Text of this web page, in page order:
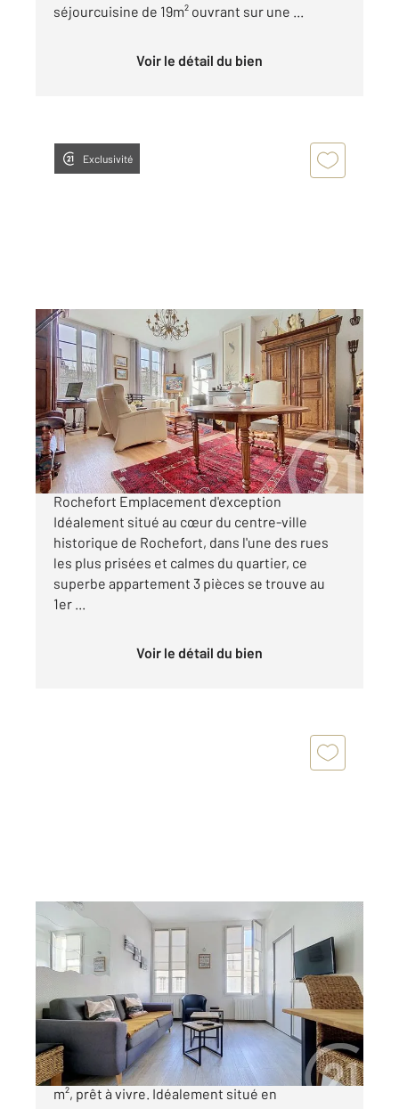
séjourcuisine de 19m² ouvrant sur une ...
Voir le détail du bien
Exclusivité
ROCHEFORT 17
74,13 m 2
, 3 pièces
Ref : 1786
Appartement F3 à vendre
219 500 €
Appartement 3 pièces Centre historique de
Rochefort Emplacement d'exception
Idéalement situé au cœur du centre-ville
historique de Rochefort, dans l'une des rues
les plus prisées et calmes du quartier, ce
superbe appartement 3 pièces se trouve au
1er ...
Voir le détail du bien
ROCHEFORT 17
37,30 m
, 2 pièces
Ref : 1940
Appartement à vendre
127 000 €
Hypercentre de Rochefort T2 meublé de 37,30
m², prêt à vivre. Idéalement situé en